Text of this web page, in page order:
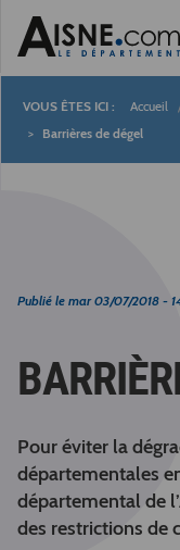
Fil
Accueil
Barrières de dégel
Publié le mar 03/07/2018 -
Pour éviter la
départementales
départemental de
des restrictions de